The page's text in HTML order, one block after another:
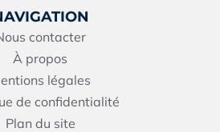
contacter
À propos
légales
de confidentialité
Plan du site